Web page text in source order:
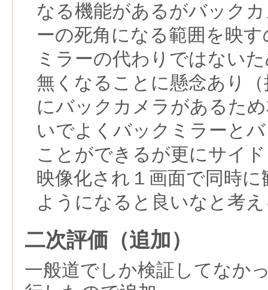
なる機能があるがバック
ーの死角になる範囲を映
ミラーの代わりではない
無くなることに懸念あり
にバックカメラがあるた
いでよくバックミラーと
ことができるが更にサイ
映像化され１画面で同時
ようになると良いなと考
二次評価（追加）
一般道でしか検証してなか